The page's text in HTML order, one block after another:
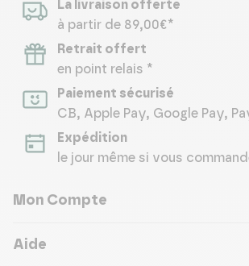
La livraison offerte
à partir de 89,00€*
Retrait offert
en point relais *
Paiement sécurisé
CB, Apple Pay, Google Pay,
Expédition
le jour même si vous
Mon Compte
Aide